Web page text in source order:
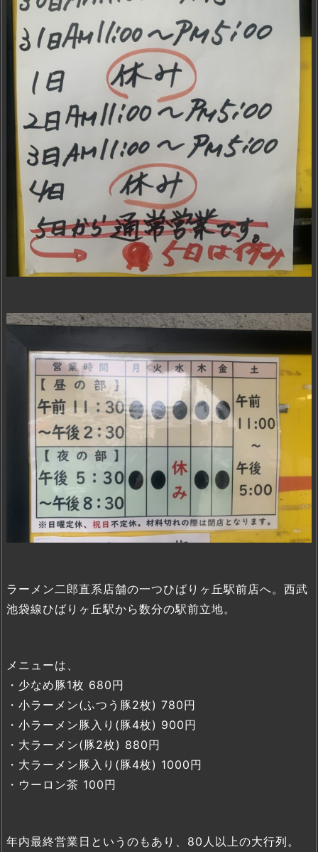
ラーメン二郎直系店舗の一つひばりヶ丘駅前店へ。西武
池袋線ひばりヶ丘駅から数分の駅前立地。
メニューは、
・少なめ豚1枚 680円
・小ラーメン(ふつう豚2枚) 780円
・小ラーメン豚入り(豚4枚) 900円
・大ラーメン(豚2枚) 880円
・大ラーメン豚入り(豚4枚) 1000円
・ウーロン茶 100円
年内最終営業日というのもあり、80人以上の大行列。